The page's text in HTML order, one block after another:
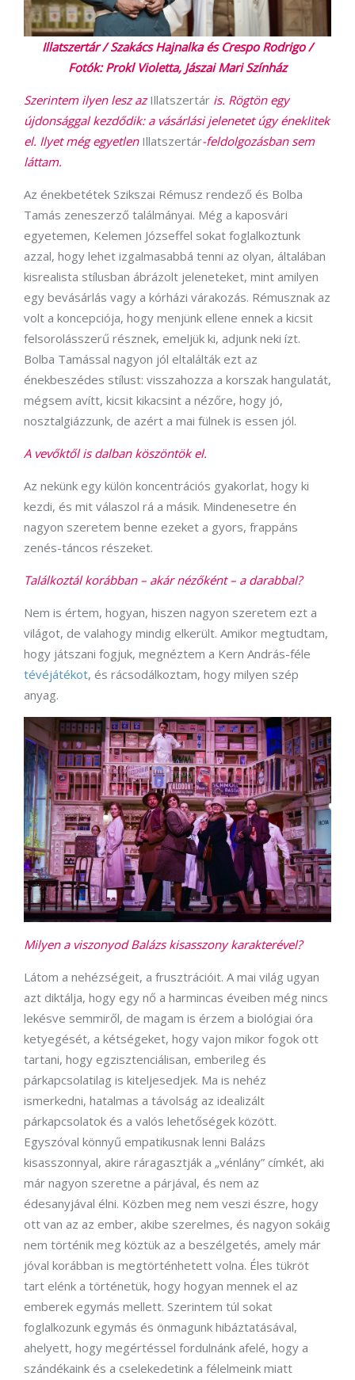
Illatszertár / Szakács Hajnalka és Crespo Rodrigo /
Fotók: Prokl Violetta, Jászai Mari Színház
Szerintem ilyen lesz azIllatszertár is. Rögtön egy
újdonsággal kezdődik: a vásárlási jelenetet úgy éneklitek
el. Ilyet még egyetlen Illatszertár-feldolgozásban sem
láttam.
Az énekbetétek Szikszai Rémusz rendező és Bolba
Tamás zeneszerző találmányai. Még a kaposvári
egyetemen, Kelemen Józseffel sokat foglalkoztunk
azzal, hogy lehet izgalmasabbá tenni az olyan, általában
kisrealista stílusban ábrázolt jeleneteket, mint amilyen
egy bevásárlás vagy a kórházi várakozás. Rémusznak az
volt a koncepciója, hogy menjünk ellene ennek a kicsit
felsorolásszerű résznek, emeljük ki, adjunk neki ízt.
Bolba Tamással nagyon jól eltalálták ezt az
énekbeszédes stílust: visszahozza a korszak hangulatát,
mégsem avítt, kicsit kikacsint a nézőre, hogy jó,
nosztalgiázzunk, de azért a mai fülnek is essen jól.
A vevőktől is dalban köszöntök el.
Az nekünk egy külön koncentrációs gyakorlat, hogy ki
kezdi, és mit válaszol rá a másik. Mindenesetre én
nagyon szeretem benne ezeket a gyors, frappáns
zenés-táncos részeket.
Találkoztál korábban – akár nézőként – a darabbal?
Nem is értem, hogyan, hiszen nagyon szeretem ezt a
világot, de valahogy mindig elkerült. Amikor megtudtam,
hogy játszani fogjuk, megnéztem a Kern András-féle
tévéjátékot, és rácsodálkoztam, hogy milyen szép
anyag.
Milyen a viszonyod Balázs kisasszony karakterével?
Látom a nehézségeit, a frusztrációit. A mai világ ugyan
azt diktálja, hogy egy nő a harmincas éveiben még nincs
lekésve semmiről, de magam is érzem a biológiai óra
ketyegését, a kétségeket, hogy vajon mikor fogok ott
tartani, hogy egzisztenciálisan, emberileg és
párkapcsolatilag is kiteljesedjek. Ma is nehéz
ismerkedni, hatalmas a távolság az idealizált
párkapcsolatok és a valós lehetőségek között.
Egyszóval könnyű empatikusnak lenni Balázs
kisasszonnyal, akire ráragasztják a „vénlány” címkét, aki
már nagyon szeretne a párjával, és nem az
édesanyjával élni. Közben meg nem veszi észre, hogy
ott van az az ember, akibe szerelmes, és nagyon sokáig
nem történik meg köztük az a beszélgetés, amely már
jóval korábban is megtörténhetett volna. Éles tükröt
tart elénk a történetük, hogy hogyan mennek el az
emberek egymás mellett. Szerintem túl sokat
foglalkozunk egymás és önmagunk hibáztatásával,
ahelyett, hogy megértéssel fordulnánk afelé, hogy a
szándékaink és a cselekedetink a félelmeink miatt